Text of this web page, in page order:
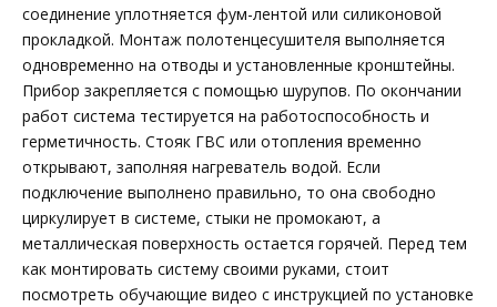
соединение уплотняется фум-лентой или силиконовой
прокладкой. Монтаж полотенцесушителя выполняется
одновременно на отводы и установленные кронштейны.
Прибор закрепляется с помощью шурупов. По окончании
работ система тестируется на работоспособность и
герметичность. Стояк ГВС или отопления временно
открывают, заполняя нагреватель водой. Если
подключение выполнено правильно, то она свободно
циркулирует в системе, стыки не промокают, а
металлическая поверхность остается горячей. Перед тем
как монтировать систему своими руками, стоит
посмотреть обучающие видео с инструкцией по установке